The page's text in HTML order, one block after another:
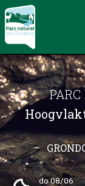
Overslaan
en
naar
de
inhoud
gaan
PARC
–
do 08/06